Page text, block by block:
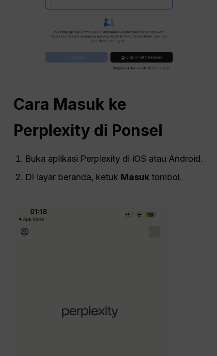
Cara Masuk ke
Perplexity di Ponsel
Buka aplikasi Perplexity di iOS atau Android.
Di layar beranda, ketuk Masuk tombol.